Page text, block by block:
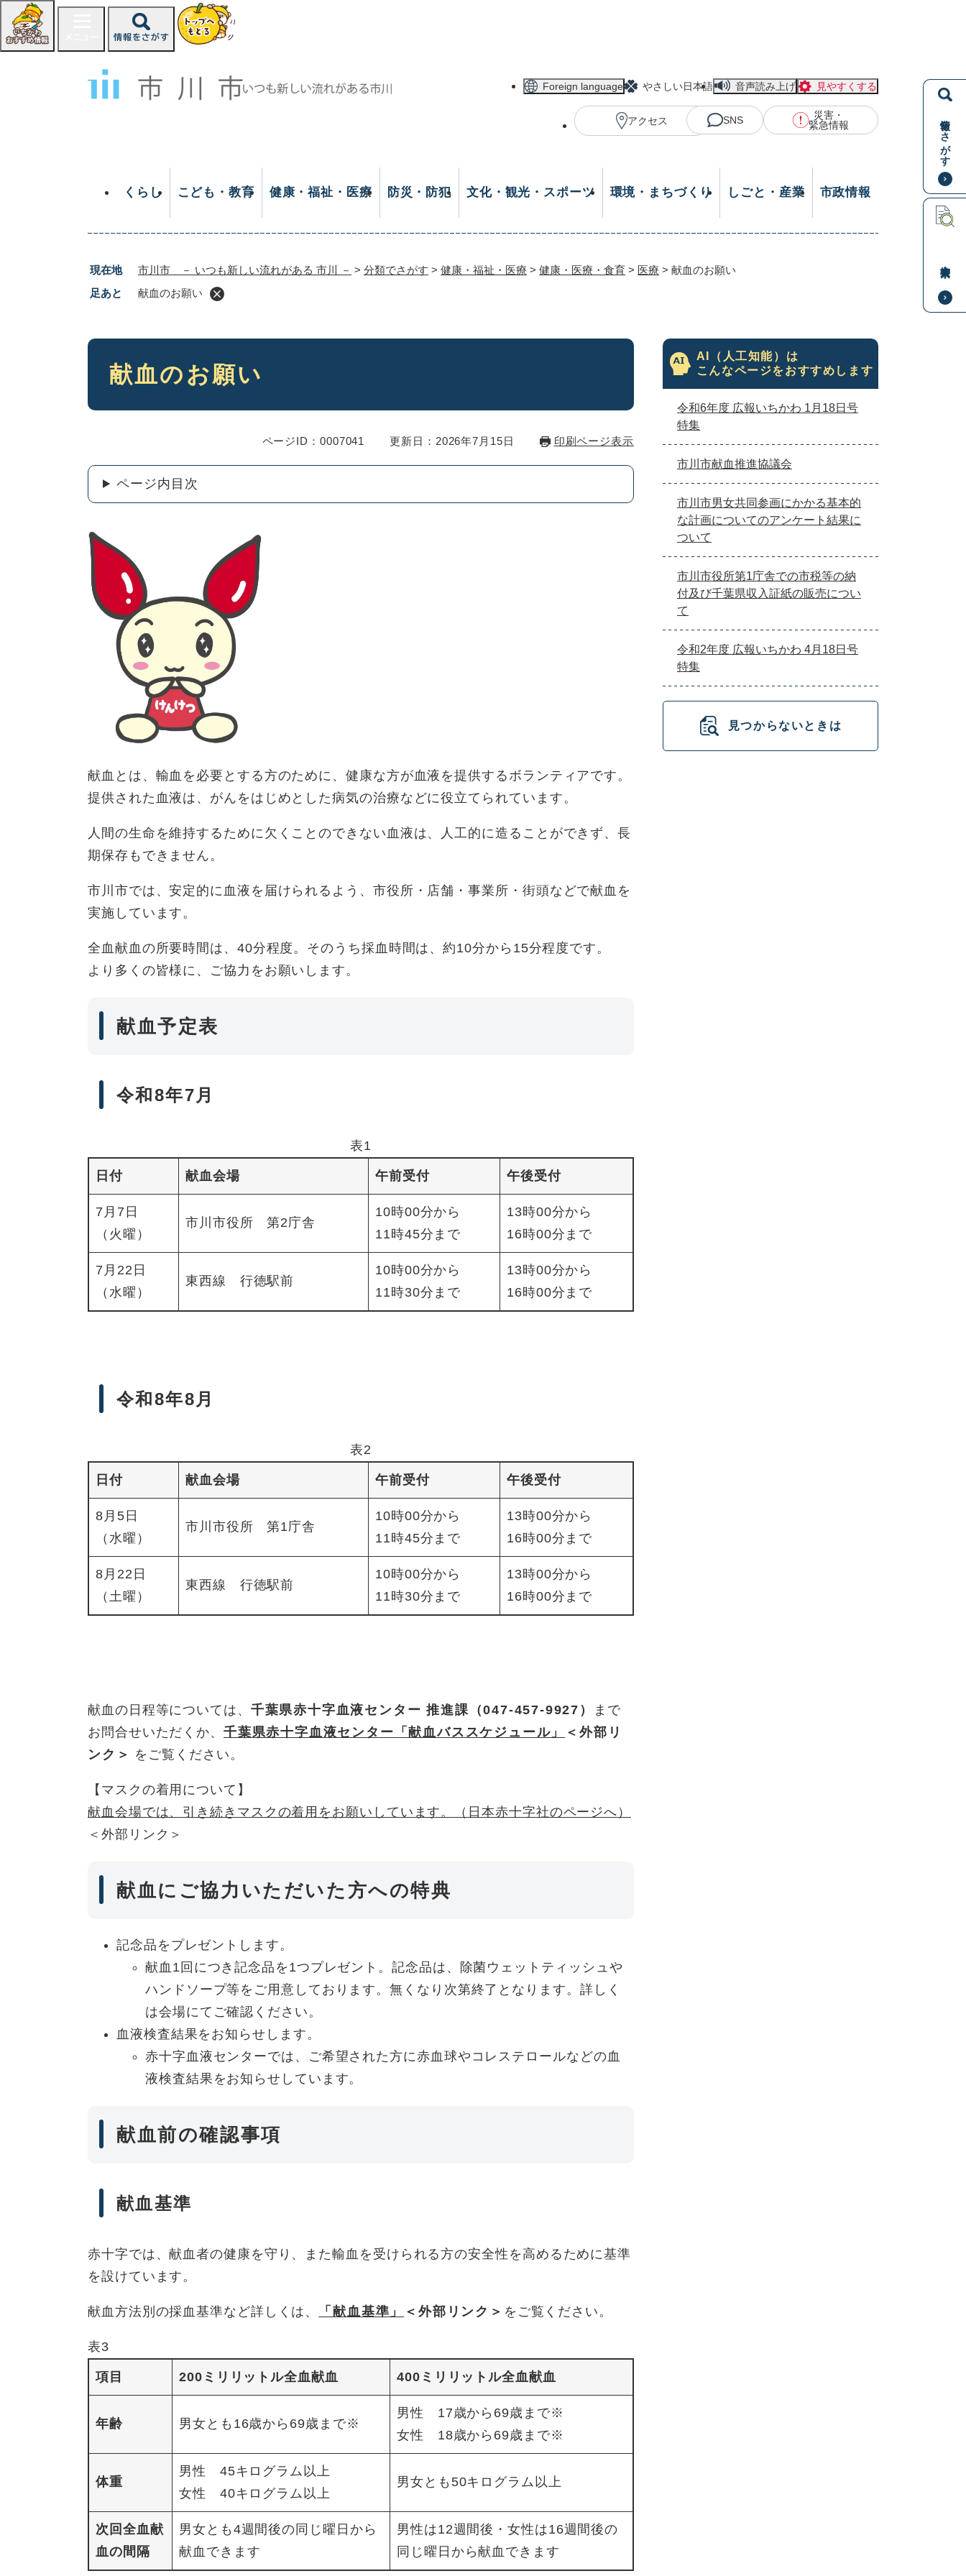
ジ
情報をさがす
Foreign language やさしい日本語 音声読み上げ 見やすくする
アクセス SNS
災害・
緊急情報
くらし こども・教育 健康・福祉・医療 防災・防犯 文化・観光・スポーツ 環境・まちづくり しごと・産業 市政情報
現在地 市川市 － いつも新しい流れがある 市川 － > 分類でさがす > 健康・福祉・医療 > 健康・医療・食育 > 医療 > 献血のお願い
足あと
献血のお願い
本
献血のお願い
ページID：0007041 更新日：2026年7月15日 印刷ページ表示
ページ内目次
献血とは、輸血を必要とする方のために、健康な方が血液を提供するボランティアです。
提供された血液は、がんをはじめとした病気の治療などに役立てられています。
人間の生命を維持するために欠くことのできない血液は、人工的に造ることができず、長
期保存もできません。
市川市では、安定的に血液を届けられるよう、市役所・店舗・事業所・街頭などで献血を
実施しています。
全血献血の所要時間は、40分程度。そのうち採血時間は、約10分から15分程度です。
より多くの皆様に、ご協力をお願いします。
献血予定表
令和8年7月
表1
日付 献血会場 午前受付 午後受付
7月7日
（火曜）
市川市役所 第2庁舎
10時00分から
11時45分まで
13時00分から
16時00分まで
7月22日
（水曜）
東西線 行徳駅前
10時00分から
11時30分まで
13時00分から
16時00分まで
令和8年8月
表2
日付 献血会場 午前受付 午後受付
8月5日
（水曜）
市川市役所 第1庁舎
10時00分から
11時45分まで
13時00分から
16時00分まで
8月22日
（土曜）
東西線 行徳駅前
10時00分から
11時30分まで
13時00分から
16時00分まで
献血の日程等については、 千葉県赤十字血液センター 推進課（047-457-9927）
まで
お問合せいただくか、 千葉県赤十字血液センター「献血バススケジュール」
＜外部リ
ンク＞ をご覧ください。
【マスクの着用について】
献血会場では、引き続きマスクの着用をお願いしています。（日本赤十字社のページへ）
＜外部リンク＞
献血にご協力いただいた方への特典
記念品をプレゼントします。
献血1回につき記念品を1つプレゼント。記念品は、除菌ウェットティッシュや
ハンドソープ等をご用意しております。無くなり次第終了となります。詳しく
は会場にてご確認ください。
血液検査結果をお知らせします。
赤十字血液センターでは、ご希望された方に赤血球やコレステロールなどの血
液検査結果をお知らせしています。
献血前の確認事項
献血基準
赤十字では、献血者の健康を守り、また輸血を受けられる方の安全性を高めるために基準
を設けています。
献血方法別の採血基準など詳しくは、 「献血基準」 ＜外部リンク＞ をご覧ください。
表3
項目 200ミリリットル全血献血 400ミリリットル全血献血
年齢 男女とも16歳から69歳まで※
男性 17歳から69歳まで※
女性 18歳から69歳まで※
体重
男性 45キログラム以上
女性 40キログラム以上
男女とも50キログラム以上
次回全血献
血の間隔
男女とも4週間後の同じ曜日から
献血できます
男性は12週間後・女性は16週間後の
同じ曜日から献血できます
AI（人工知能）は
こんなページをおすすめします
令和6年度 広報いちかわ 1月18日号
特集
市川市献血推進協議会
市川市男女共同参画にかかる基本的
な計画についてのアンケート結果に
ついて
市川市役所第1庁舎での市税等の納
付及び千葉県収入証紙の販売につい
て
令和2年度 広報いちかわ 4月18日号
特集
見つからないときは